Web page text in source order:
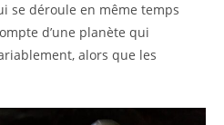
se déroule en même temps
d’une planète qui
alors que les